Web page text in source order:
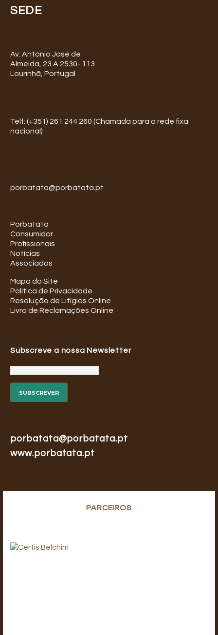
SEDE
Av. António José de
Almeida, 23 A 2530- 113
Lourinhã, Portugal
Telf: (+351) 261 244 260 (Chamada para a rede fixa
nacional)
porbatata@porbatata.pt
Porbatata
Consumidor
Profissionais
Notícias
Associados
Mapa do Site
Politica de Privacidade
Resolução de Litígios Online
Livro de Reclamações Online
Subscreve a nossa Newsletter
porbatata@porbatata.pt
www.porbatata.pt
PARCEIROS